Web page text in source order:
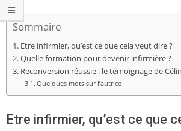
Sommaire
Etre infirmier, qu’est ce que cela veut dire ?
Quelle formation pour devenir infirmière ?
Reconversion réussie : le témoignage de
Quelques mots sur l’autrice
Etre infirmier, qu’est ce que